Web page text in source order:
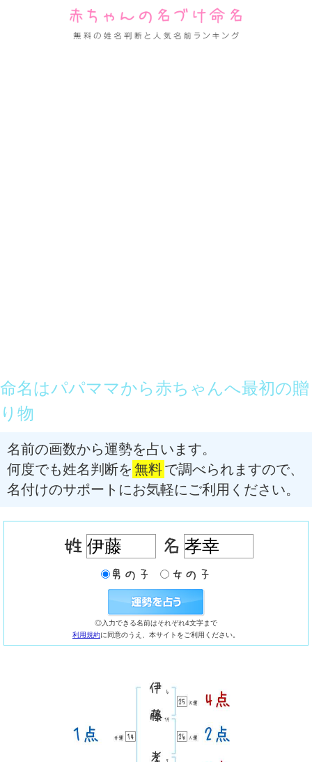
命名はパパママから赤ちゃんへ最初の贈
り物
名前の画数から運勢を占います。
何度でも姓名判断を 無料で調べられますので、
名付けのサポートにお気軽にご利用ください。
◎入力できる名前はそれぞれ4文字まで
利用規約に同意のうえ、本サイトをご利用ください。